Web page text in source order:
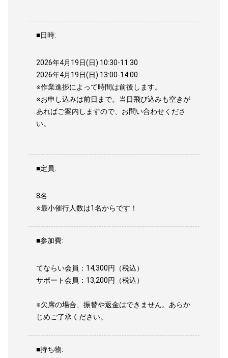
■日時:
2026年4月19日(日) 10:30-11:30
2026年4月19日(日) 13:00-14:00
※作業進捗によって時間は前後します。
※お申し込みは前日まで。当日飛び込みも空きが
あればご案内しますので、お問い合わせくださ
い。
■定員:
8名
※最小催行人数は1名からです！
■参加費:
てならい会員：14,300円（税込）
サポート会員：13,200円（税込）
※欠席の場合、振替や返金はできません。あらか
じめご了承ください。
■持ち物: